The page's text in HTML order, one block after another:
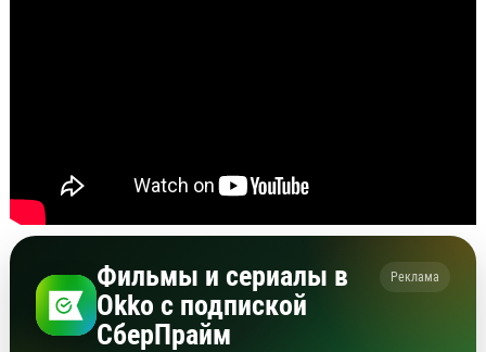
Фильмы и сериалы в
Okko с подпиской
СберПрайм
Реклама